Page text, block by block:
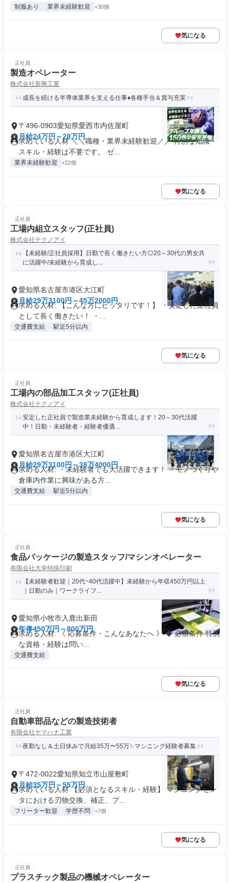
制服あり 業界未経験歓迎 +30個
気になる
正社員
製造オペレーター
株式会社新興工業
成長を続ける半導体業界を支える仕事♦各種手当＆賞与充実
〒496-0903愛知県愛西市内佐屋町
月給24万円～28万円
求めている人材 ＼＼職種・業界未経験歓迎／／ 特別な知識・
スキル・経験は不要です。 ゼ...
業界未経験歓迎 +22個
気になる
正社員
工場内組立スタッフ(正社員)
株式会社テクノアイ
【未経験/正社員採用】日勤で長く働きたい方◎20～30代の男女共
に活躍中/未経験から育成し...
愛知県名古屋市港区大江町
月給29万3100円～45万2000円
求める人材: 【こんな方にピッタリです！】 ・安定した正社員
として長く働きたい！ ・...
交通費支給 駅近5分以内
気になる
正社員
工場内の部品加工スタッフ(正社員)
株式会社テクノアイ
安定した正社員で製造業未経験から育成します！20～30代活躍
中！日勤・未経験者・経験者優遇...
愛知県名古屋市港区大江町
月給29万3100円～38万4000円
求める人材: ・未経験者でも大活躍できます！ ・モノづくりや
倉庫内作業に興味がある方...
交通費支給 駅近5分以内
気になる
正社員
食品パッケージの製造スタッフ/マシンオペレーター
有限会社大幸特殊印刷
【未経験者歓迎｜20代~40代活躍中】未経験から年収450万円以上
｜日勤のみ｜ワークライフ...
愛知県小牧市入鹿出新田
年俸450万円～800万円
求める人材: 《 応募条件・こんなあなたへ 》 ◆ 必須条件 特別
な資格・経験は問い...
交通費支給
気になる
正社員
自動車部品などの製造技術者
有限会社ヤマハナ工業
夜勤なし＆土日休みで月給35万〜55万✨マシニング経験者募集
〒472-0022愛知県知立市山屋敷町
月給35万円～55万円
求めている人材 【必須となるスキル・経験】 マシニングセン
タにおける刃物交換、補正、プ...
フリーター歓迎 学歴不問 +7個
気になる
正社員
プラスチック製品の機械オペレーター